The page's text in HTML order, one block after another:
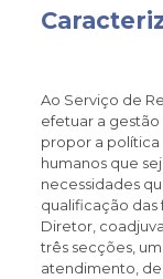
Ao Serviço de
efetuar a gestão
propor a
humanos que
necessidades
qualificação das
Diretor,
três secções,
atendimento,